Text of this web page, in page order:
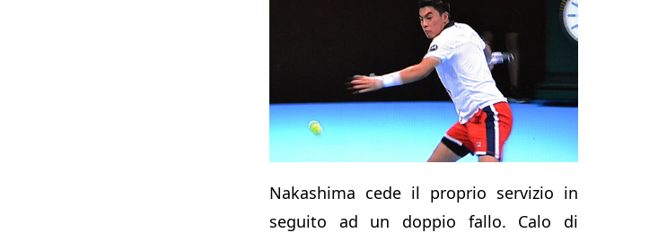
Nakashima cede il proprio servizio in
seguito ad un doppio fallo. Calo di